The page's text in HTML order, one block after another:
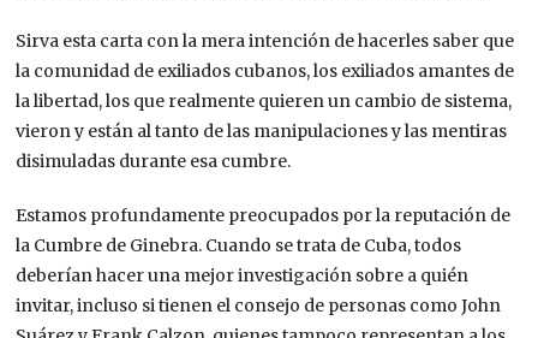
Sirva esta carta con la mera intención de hacerles saber que
la comunidad de exiliados cubanos, los exiliados amantes de
la libertad, los que realmente quieren un cambio de sistema,
vieron y están al tanto de las manipulaciones y las mentiras
disimuladas durante esa cumbre.
Estamos profundamente preocupados por la reputación de
la Cumbre de Ginebra. Cuando se trata de Cuba, todos
deberían hacer una mejor investigación sobre a quién
invitar, incluso si tienen el consejo de personas como John